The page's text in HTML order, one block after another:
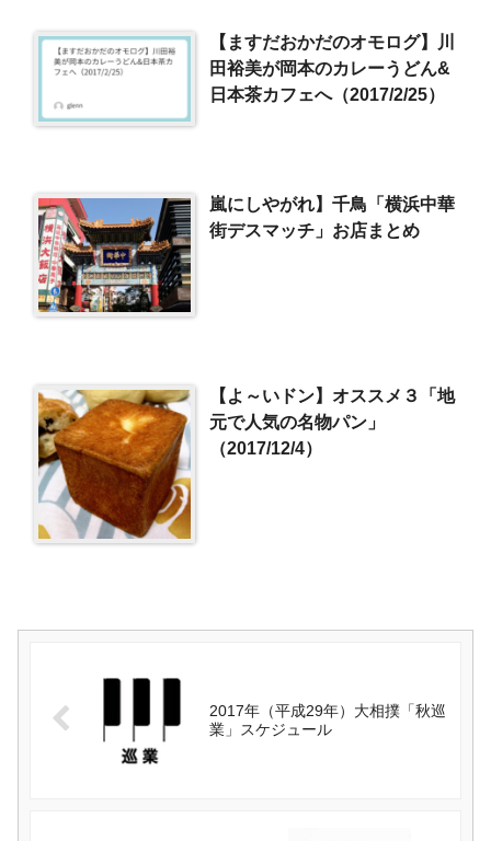
【ますだおかだのオモログ】川
田裕美が岡本のカレーうどん&
日本茶カフェへ（2017/2/25）
嵐にしやがれ】千鳥「横浜中華
街デスマッチ」お店まとめ
【よ～いドン】オススメ３「地
元で人気の名物パン」
（2017/12/4）
2017年（平成29年）大相撲「秋巡
業」スケジュール